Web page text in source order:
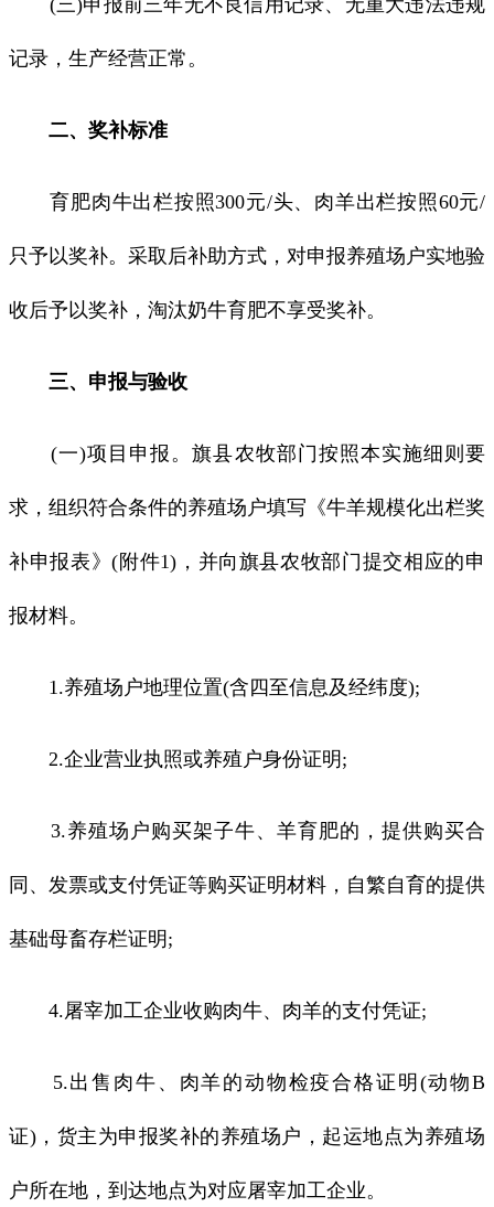
记录，生产经营正常。
二、奖补标准
育肥肉牛出栏按照300元/头、肉羊出栏按照60元/
只予以奖补。采取后补助方式，对申报养殖场户实地验
收后予以奖补，淘汰奶牛育肥不享受奖补。
三、申报与验收
(一)项目申报。旗县农牧部门按照本实施细则要
求，组织符合条件的养殖场户填写《牛羊规模化出栏奖
补申报表》(附件1)，并向旗县农牧部门提交相应的申
报材料。
1.养殖场户地理位置(含四至信息及经纬度);
2.企业营业执照或养殖户身份证明;
3.养殖场户购买架子牛、羊育肥的，提供购买合
同、发票或支付凭证等购买证明材料，自繁自育的提供
基础母畜存栏证明;
4.屠宰加工企业收购肉牛、肉羊的支付凭证;
5.出售肉牛、肉羊的动物检疫合格证明(动物B
证)，货主为申报奖补的养殖场户，起运地点为养殖场
户所在地，到达地点为对应屠宰加工企业。